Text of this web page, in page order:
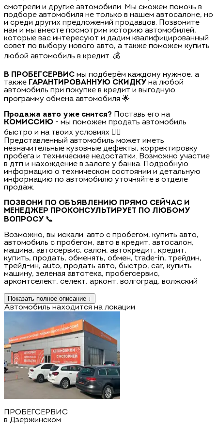
смотрели и другие автомобили. Мы сможем помочь в
подборе автомобиля не только в нашем автосалоне, но
и среди других предложений продавцов. Позвоните
нам и мы вместе посмотрим историю автомобилей,
которые вас интересуют и дадим квалифицированный
совет по выбору нового авто, а также поможем купить
любой автомобиль в кредит. 💰
В ПРОБЕГСЕРВИС мы подберём каждому нужное, а
также ГАРАНТИРОВАННУЮ СКИДКУ на любой
автомобиль при покупке в кредит и выгодную
программу обмена автомобиля 🌟
Продажа авто уже снится? Поставь его на
КОМИССИЮ - мы поможем продать автомобиль
быстро и на твоих условиях 🏃‍♂️
Представленный автомобиль может иметь
незначительные кузовные дефекты, корректировку
пробега и технические недостатки. Возможно участие
в дтп и нахождение в залоге у банка. Подробную
информацию о техническом состоянии и детальную
информацию по автомобилю уточняйте в отделе
продаж.
ПОЗВОНИ ПО ОБЪЯВЛЕНИЮ ПРЯМО СЕЙЧАС И
МЕНЕДЖЕР ПРОКОНСУЛЬТИРУЕТ ПО ЛЮБОМУ
ВОПРОСУ 📞
Возможно, вы искали: авто с пробегом, купить авто,
автомобиль с пробегом, авто в кредит, автосалон,
машина, автосервис, салон, автокредит, кредит,
купить, продать, обменять, обмен, trаdе-in, трейдин,
трейд-ин, аutо, продать авто, быстро, саr, купить
машину, зеленая автотека, пробегсервис,
арконтселект, селект, арконт, волгоград, волжский
Показать полное описание ↓
Автомобиль находится на локации
ПРОБЕГСЕРВИС
в Дзержинском